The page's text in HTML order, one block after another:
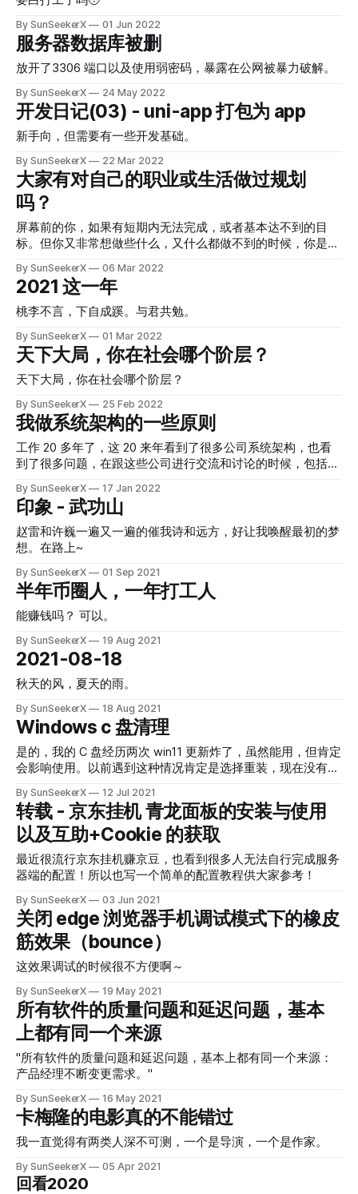
By SunSeekerX 01 Jun 2022
服务器数据库被删
放开了3306 端口以及使用弱密码，暴露在公网被暴力破解。
By SunSeekerX 24 May 2022
开发日记(03) - uni-app 打包为 app
新手向，但需要有一些开发基础。
By SunSeekerX 22 Mar 2022
大家有对自己的职业或生活做过规划
吗？
屏幕前的你，如果有短期内无法完成，或者基本达不到的目
标。但你又非常想做些什么，又什么都做不到的时候，你是怎
By SunSeekerX 06 Mar 2022
2021 这一年
桃李不言，下自成蹊。与君共勉。
By SunSeekerX 01 Mar 2022
天下大局，你在社会哪个阶层？
天下大局，你在社会哪个阶层？
By SunSeekerX 25 Feb 2022
我做系统架构的一些原则
工作 20 多年了，这 20 来年看到了很多公司系统架构，也看
到了很多问题，在跟这些公司进行交流和讨论的时候，包括进
因为相关的经历越来越多，所以，逐渐形成了自己的逻辑和方
法论。
By SunSeekerX 17 Jan 2022
印象 - 武功山
赵雷和许巍一遍又一遍的催我诗和远方，好让我唤醒最初的梦
想。在路上~
By SunSeekerX 01 Sep 2021
半年币圈人，一年打工人
能赚钱吗？ 可以。
By SunSeekerX 19 Aug 2021
2021-08-18
秋天的风，夏天的雨。
By SunSeekerX 18 Aug 2021
Windows c 盘清理
是的，我的 C 盘经历两次 win11 更新炸了，虽然能用，但肯定
会影响使用。以前遇到这种情况肯定是选择重装，现在没有啥
By SunSeekerX 12 Jul 2021
转载 - 京东挂机 青龙面板的安装与使用
以及互助+Cookie 的获取
最近很流行京东挂机赚京豆，也看到很多人无法自行完成服务
器端的配置！所以也写一个简单的配置教程供大家参考！
By SunSeekerX 03 Jun 2021
关闭 edge 浏览器手机调试模式下的橡皮
筋效果（bounce）
这效果调试的时候很不方便啊～
By SunSeekerX 19 May 2021
所有软件的质量问题和延迟问题，基本
上都有同一个来源
"所有软件的质量问题和延迟问题，基本上都有同一个来源：
产品经理不断变更需求。"
By SunSeekerX 16 May 2021
卡梅隆的电影真的不能错过
我一直觉得有两类人深不可测，一个是导演，一个是作家。
By SunSeekerX 05 Apr 2021
回看2020